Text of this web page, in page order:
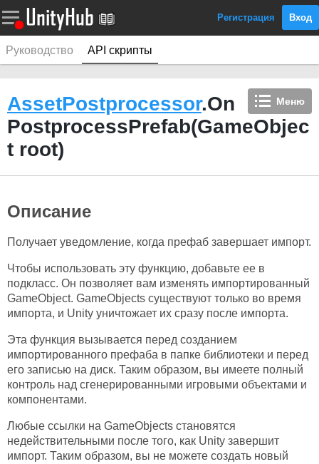
Регистрация Вход
Руководство API скрипты
Меню
AssetPostprocessor.On
PostprocessPrefab(GameObjec
t root)
Описание
Получает уведомление, когда префаб завершает импорт.
Чтобы использовать эту функцию, добавьте ее в
подкласс. Он позволяет вам изменять импортированный
GameObject. GameObjects существуют только во время
импорта, и Unity уничтожает их сразу после импорта.
Эта функция вызывается перед созданием
импортированного префаба в папке библиотеки и перед
его записью на диск. Таким образом, вы имеете полный
контроль над сгенерированными игровыми объектами и
компонентами.
Любые ссылки на GameObjects становятся
недействительными после того, как Unity завершит
импорт. Таким образом, вы не можете создать новый